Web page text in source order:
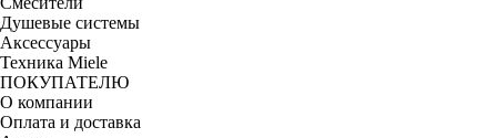
Душевые системы
Аксессуары
Техника Miele
ПОКУПАТЕЛЮ
О компании
Оплата и доставка